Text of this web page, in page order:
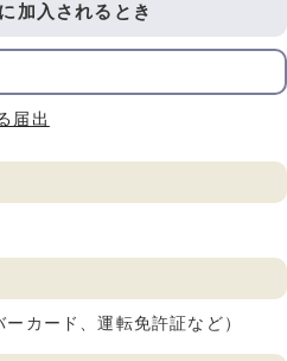
加入されるとき
届出
カード、運転免許証など）